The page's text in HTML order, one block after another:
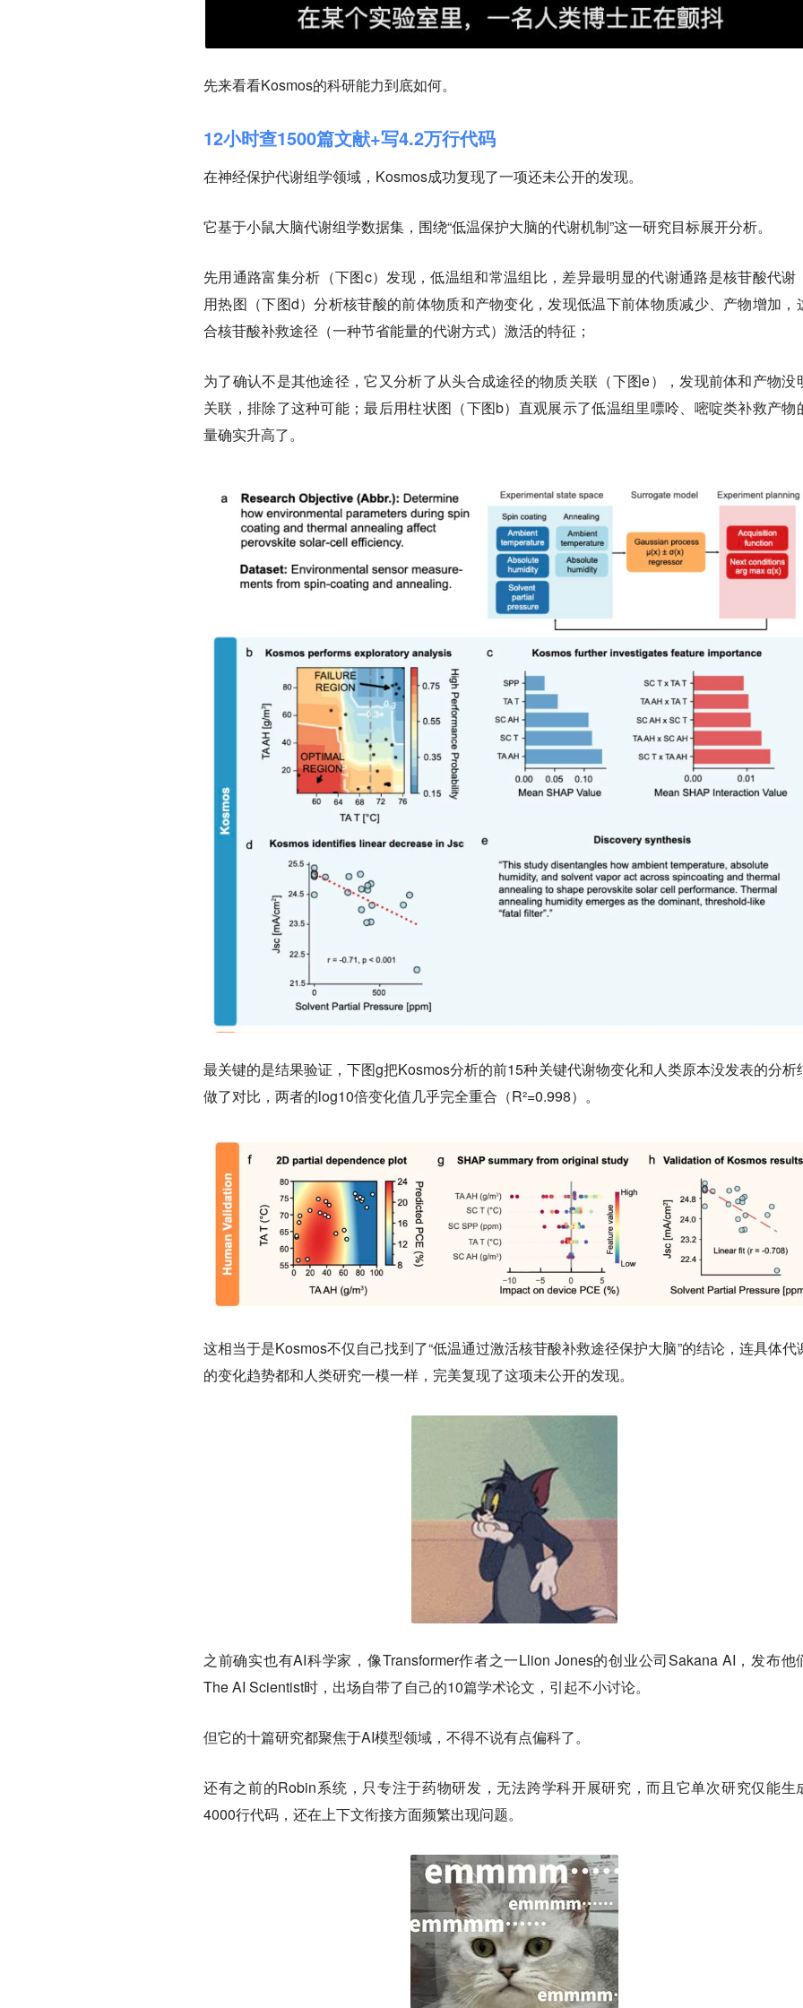
先来看看Kosmos的科研能力到底如何。
12小时查1500篇文献+写4.2万行代码
在神经保护代谢组学领域，Kosmos成功复现了一项还未公开的发现。
它基于小鼠大脑代谢组学数据集，围绕“低温保护大脑的代谢机制”这一研究目标展开分析。
先用通路富集分析（下图c）发现，低温组和常温组比，差异最明显的代谢通路是核苷酸代谢
用热图（下图d）分析核苷酸的前体物质和产物变化，发现低温下前体物质减少、产物增加，
合核苷酸补救途径（一种节省能量的代谢方式）激活的特征；
为了确认不是其他途径，它又分析了从头合成途径的物质关联（下图e），发现前体和产物没
关联，排除了这种可能；最后用柱状图（下图b）直观展示了低温组里嘌呤、嘧啶类补救产物
量确实升高了。
最关键的是结果验证，下图g把Kosmos分析的前15种关键代谢物变化和人类原本没发表的分析
做了对比，两者的log10倍变化值几乎完全重合（R²=0.998）。
这相当于是Kosmos不仅自己找到了“低温通过激活核苷酸补救途径保护大脑”的结论，连具体代
的变化趋势都和人类研究一模一样，完美复现了这项未公开的发现。
之前确实也有AI科学家，像Transformer作者之一Llion Jones的创业公司Sakana AI，发布他
The AI Scientist时，出场自带了自己的10篇学术论文，引起不小讨论。
但它的十篇研究都聚焦于AI模型领域，不得不说有点偏科了。
还有之前的Robin系统，只专注于药物研发，无法跨学科开展研究，而且它单次研究仅能生
4000行代码，还在上下文衔接方面频繁出现问题。